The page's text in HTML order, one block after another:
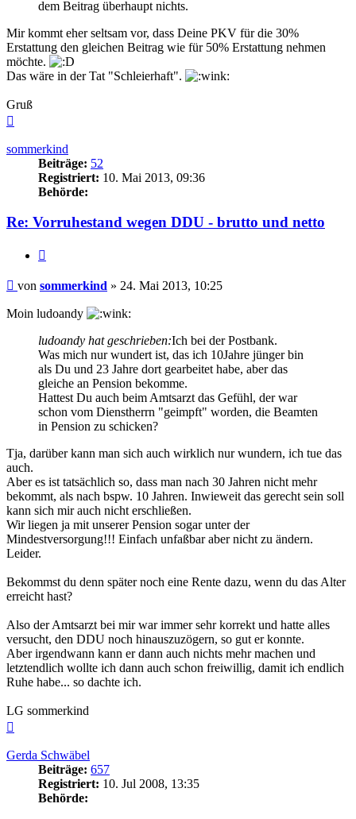
dem Beitrag überhaupt nichts.
Mir kommt eher seltsam vor, dass Deine PKV für die 30%
Erstattung den gleichen Beitrag wie für 50% Erstattung nehmen
möchte.
Das wäre in der Tat "Schleierhaft".
Gruß
sommerkind
Beiträge: 52
Registriert: 10. Mai 2013, 09:36
Behörde:
Re: Vorruhestand wegen DDU - brutto und netto
Beitrag
von sommerkind » 24. Mai 2013, 10:25
Moin ludoandy
ludoandy hat geschrieben:Ich bei der Postbank.
Was mich nur wundert ist, das ich 10Jahre jünger bin
als Du und 23 Jahre dort gearbeitet habe, aber das
gleiche an Pension bekomme.
Hattest Du auch beim Amtsarzt das Gefühl, der war
schon vom Dienstherrn "geimpft" worden, die Beamten
in Pension zu schicken?
Tja, darüber kann man sich auch wirklich nur wundern, ich tue das
auch.
Aber es ist tatsächlich so, dass man nach 30 Jahren nicht mehr
bekommt, als nach bspw. 10 Jahren. Inwieweit das gerecht sein soll
kann sich mir auch nicht erschließen.
Wir liegen ja mit unserer Pension sogar unter der
Mindestversorgung!!! Einfach unfaßbar aber nicht zu ändern.
Leider.
Bekommst du denn später noch eine Rente dazu, wenn du das Alter
erreicht hast?
Also der Amtsarzt bei mir war immer sehr korrekt und hatte alles
versucht, den DDU noch hinauszuzögern, so gut er konnte.
Aber irgendwann kann er dann auch nichts mehr machen und
letztendlich wollte ich dann auch schon freiwillig, damit ich endlich
Ruhe habe... so dachte ich.
LG sommerkind
Gerda Schwäbel
Beiträge: 657
Registriert: 10. Jul 2008, 13:35
Behörde: